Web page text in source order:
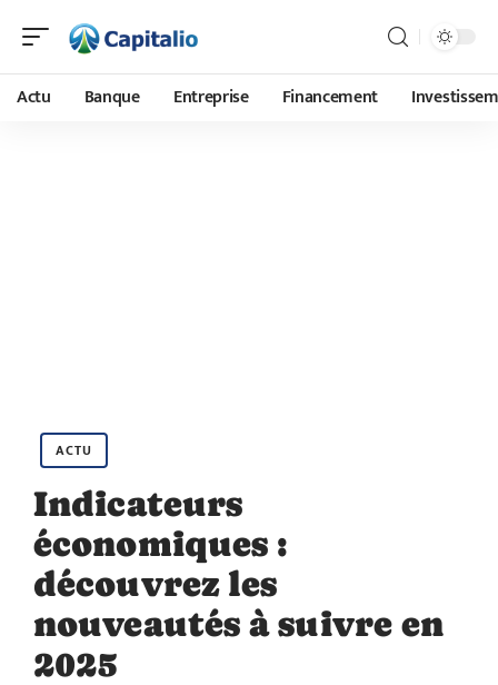
Actu Banque Entreprise Financement
ACTU
Indicateurs
économiques :
découvrez les
nouveautés à suivre en
2025